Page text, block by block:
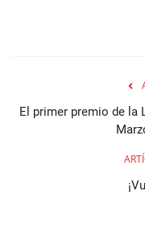
El primer premio de la